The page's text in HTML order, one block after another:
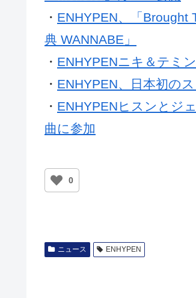
・ ENHYPEN、「Brought
典 WANNABE」
・ ENHYPENニキ＆テミ
・ ENHYPEN、日本初の
・ ENHYPENヒスンとジ
曲に参加
0
ニュース ENHYPEN